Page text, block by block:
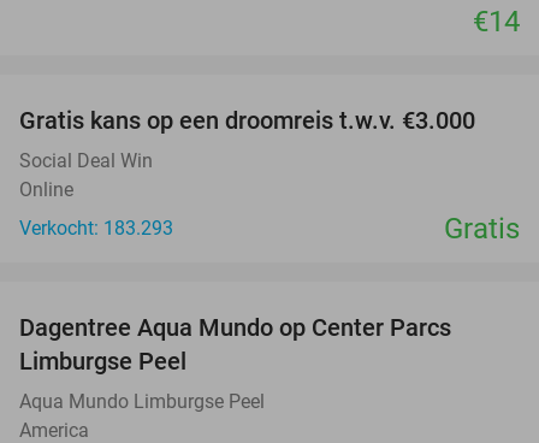
€14
Gratis kans op een droomreis t.w.v. €3.000
Social Deal Win
Online
Verkocht: 183.293
Gratis
Dagentree Aqua Mundo op Center Parcs
Limburgse Peel
Aqua Mundo Limburgse Peel
America